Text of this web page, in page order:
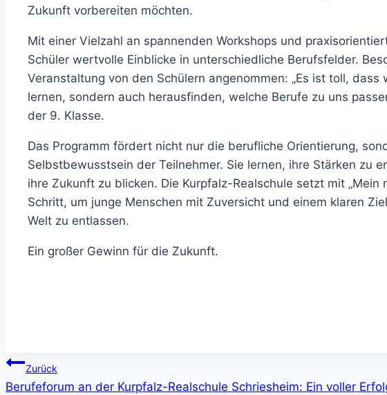
Zukunft vorbereiten möchten.
Mit einer Vielzahl an spannenden Workshops und
Schüler wertvolle Einblicke in unterschiedliche Berufsfelder.
Veranstaltung von den Schülern angenommen: „Es ist toll,
lernen, sondern auch herausfinden, welche Berufe zu uns
der 9. Klasse.
Das Programm fördert nicht nur die berufliche Orientierung,
Selbstbewusstsein der Teilnehmer. Sie lernen, ihre Stärken zu
ihre Zukunft zu blicken. Die Kurpfalz-Realschule setzt mit „Mein
Schritt, um junge Menschen mit Zuversicht und einem klaren
Welt zu entlassen.
Ein großer Gewinn für die Zukunft.
Beitragsnavigation
Zurück
Berufeforum an der Kurpfalz-Realschule Schriesheim: Ein voller